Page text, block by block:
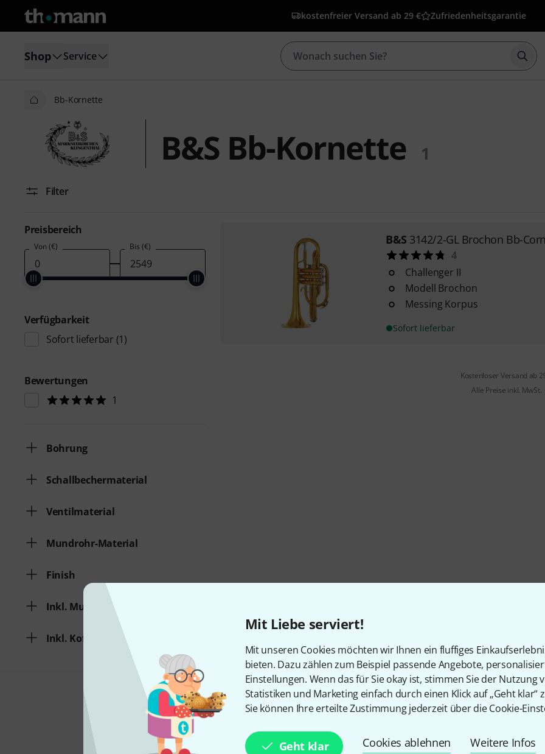
Mit Liebe serviert!
Mit unseren Cookies möchten wir Ihnen ein fluffiges
bieten. Dazu zählen zum Beispiel passende Angebote,
Einstellungen. Wenn das für Sie okay ist, stimmen Sie der Nutzung
Statistiken und Marketing einfach durch einen Klick auf „Geht klar“
Sie können Ihre erteilte Zustimmung jederzeit über die Cookie-
Geht klar Cookies ablehnen Weitere Infos
kostenfreier Versand ab 29 € Zufriedenheitsgarantie
Shop Service
Bb-Kornette
B&S Bb-Kornette 1
Filter
Preisbereich
Von (€) Bis (€)
Verfügbarkeit
Sofort lieferbar (1)
Bewertungen
1
Bohrung
Schallbechermaterial
Ventilmaterial
Mundrohr-Material
Finish
Inkl. Mundstück
Inkl. Koffer / Gigbag
B&S 3142/2-GL Brochon Bb-
4
Challenger II
Modell Brochon
Messing Korpus
Sofort lieferbar
Kostenloser Versand ab
Alle Preise inkl. MwSt.
Gefällt Ihnen, was Sie sehen?
Teilen Hilfe & Feedback